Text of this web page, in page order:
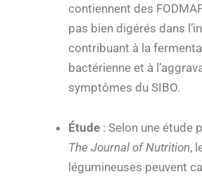
contiennent des
pas bien digérés dans
contribuant à la
bactérienne et à
symptômes du SIBO.
Étude : Selon une étude
The Journal of Nutrition,
légumineuses peuvent